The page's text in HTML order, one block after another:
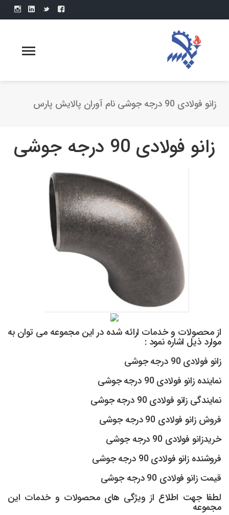
زانو فولادی 90 درجه جوشی نام آوران پالایش پارس
زانو فولادی 90 درجه جوشی
از محصولات و خدمات ارائه شده در این مجموعه می توان به
موارد ذیل اشاره نمود :
زانو فولادی 90 درجه جوشی
نماینده زانو فولادی 90 درجه جوشی
نمایندگی زانو فولادی 90 درجه جوشی
فروش زانو فولادی 90 درجه جوشی
خریدزانو فولادی 90 درجه جوشی
فروشنده زانو فولادی 90 درجه جوشی
قیمت زانو فولادی 90 درجه جوشی
لطفا جهت اطلاع از ویژگی های محصولات و خدمات این
مجموعه